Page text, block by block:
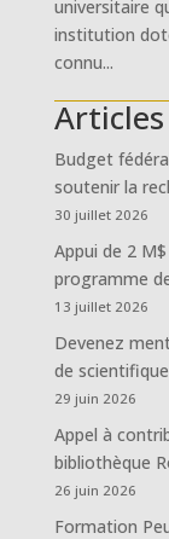
universitaire
institution
connu...
Budget
soutenir la
30 juillet 2026
Appui de 2
programme
13 juillet 2026
Devenez
de
29 juin 2026
Appel à
bibliothèque
26 juin 2026
Formation